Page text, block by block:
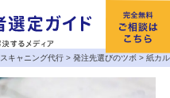
スキャニング代行 >発注先選びのツボ >紙カ